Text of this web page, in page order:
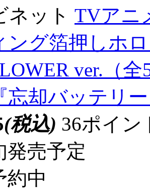
ネット TVアニ
ング箔押しホ
ver.（
忘却バッテリ
(税込) 36ポイ
発売予定
約中